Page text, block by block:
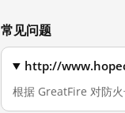
常见问题
http://
根据 GreatFire 对防